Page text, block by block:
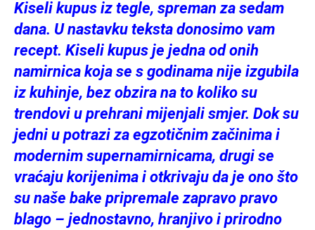
Kiseli kupus iz tegle, spreman za sedam
dana. U nastavku teksta donosimo vam
recept. Kiseli kupus je jedna od onih
namirnica koja se s godinama nije izgubila
iz kuhinje, bez obzira na to koliko su
trendovi u prehrani mijenjali smjer. Dok su
jedni u potrazi za egzotičnim začinima i
modernim supernamirnicama, drugi se
vraćaju korijenima i otkrivaju da je ono što
su naše bake pripremale zapravo pravo
blago – jednostavno, hranjivo i prirodno